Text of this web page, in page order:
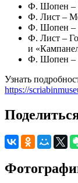
Ф. Шопен –
Ф. Лист –
Ф. Шопен –
Ф. Лист –
и
Ф. Шопен –
Узнать
https://